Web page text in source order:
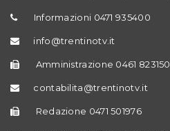
Informazioni 0471 935400
info@trentinotv.it
Amministrazione 0461 823150
contabilita@trentinotv.it
Redazione 0471 501976